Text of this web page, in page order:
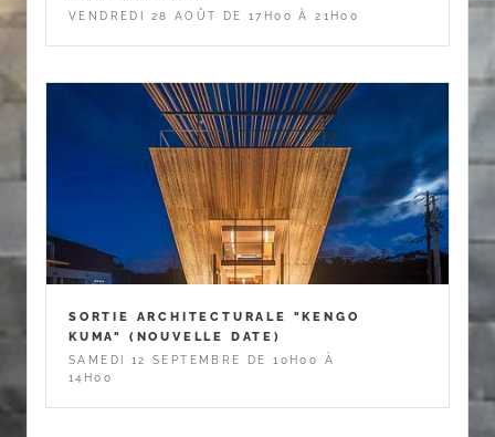
VENDREDI 28 AOÛT DE 17H00 À 21H00
SORTIE ARCHITECTURALE "KENGO
KUMA" (NOUVELLE DATE)
SAMEDI 12 SEPTEMBRE DE 10H00 À
14H00